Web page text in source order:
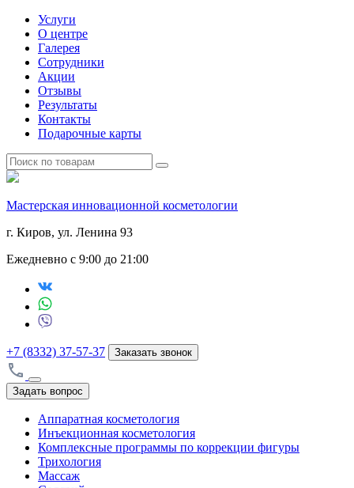
Услуги
О центре
Галерея
Сотрудники
Акции
Отзывы
Результаты
Контакты
Подарочные карты
Мастерская инновационной косметологии
г. Киров, ул. Ленина 93
Ежедневно с 9:00 до 21:00
+7 (8332) 37-57-37 Заказать звонок
Задать вопрос
Аппаратная косметология
Инъекционная косметология
Комплексные программы по коррекции фигуры
Трихология
Массаж